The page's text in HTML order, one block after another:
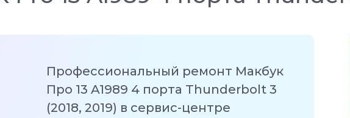
Профессиональный ремонт Макбук
Про 13 A1989 4 порта Thunderbolt 3
(2018, 2019) в сервис-центре